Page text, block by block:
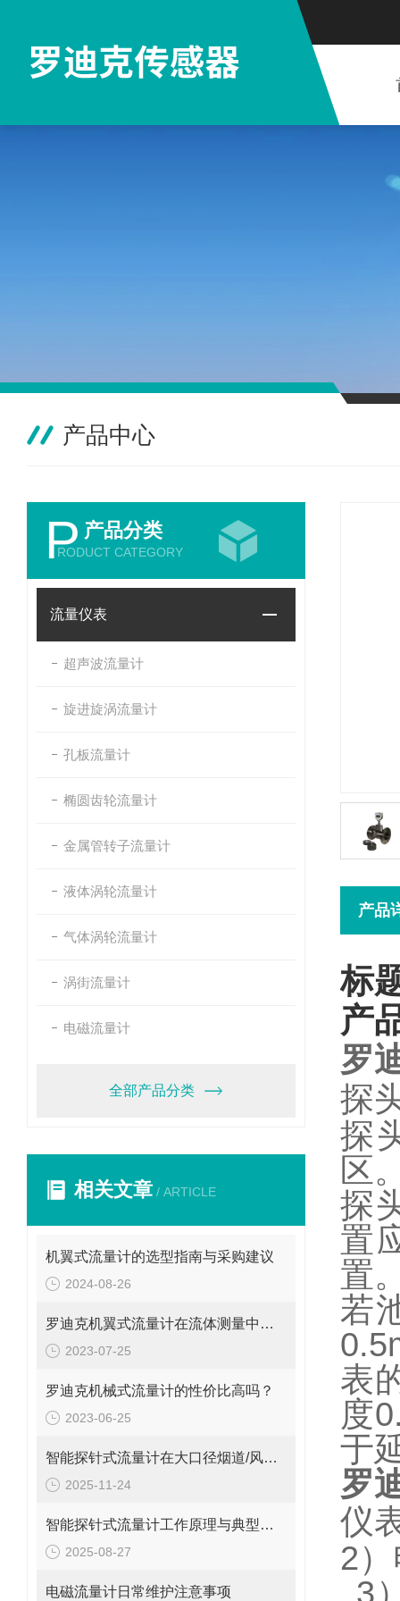
产品中心
P 产品分类
RODUCT CATEGORY
流量仪表
超声波流量计
旋进旋涡流量计
孔板流量计
椭圆齿轮流量计
金属管转子流量计
液体涡轮流量计
气体涡轮流量计
涡街流量计
电磁流量计
全部产品分类
相关文章 / ARTICLE
机翼式流量计的选型指南与采购建议
2024-08-26
罗迪克机翼式流量计在流体测量中的重要性
2023-07-25
罗迪克机械式流量计的性价比高吗？
2023-06-25
智能探针式流量计在大口径烟道/风管气体流量监测中的应用
2025-11-24
智能探针式流量计工作原理与典型应用
2025-08-27
电磁流量计日常维护注意事项
产品
标
产
罗
探
探
区
探
置
置
若
表
度
于
罗
仪
2
3